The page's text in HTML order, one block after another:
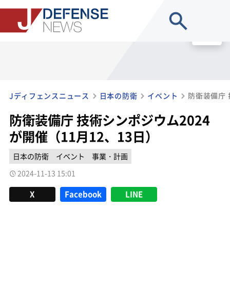
Jディフェンスニュース 日本の防衛 イベント
防衛装備庁 技術シンポジウム2024
が開催（11月12、13日）
日本の防衛 イベント
事業・計画
2024-11-13 15:01
X Facebook LINE